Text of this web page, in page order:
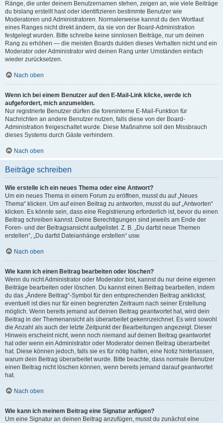
Ränge, die unter deinem Benutzernamen stehen, zeigen an, wie viele Beiträge
du bislang erstellt hast oder identifizieren bestimmte Benutzer wie
Moderatoren und Administratoren. Normalerweise kannst du den Wortlaut
eines Ranges nicht direkt ändern, da sie von der Board-Administration
festgelegt wurden. Bitte schreibe keine sinnlosen Beiträge, nur um deinen
Rang zu erhöhen — die meisten Boards dulden dieses Verhalten nicht und ein
Moderator oder Administrator wird deinen Rang unter Umständen einfach
wieder zurücksetzen.
Nach oben
Wenn ich bei einem Benutzer auf den E-Mail-Link klicke, werde ich
aufgefordert, mich anzumelden.
Nur registrierte Benutzer dürfen die foreninterne E-Mail-Funktion für
Nachrichten an andere Benutzer nutzen, falls diese von der Board-
Administration freigeschaltet wurde. Diese Maßnahme soll den Missbrauch
dieses Systems durch Gäste verhindern.
Nach oben
Beiträge schreiben
Wie erstelle ich ein neues Thema oder eine Antwort?
Um ein neues Thema in einem Forum zu eröffnen, musst du auf „Neues
Thema“ klicken. Um auf einen Beitrag zu antworten, musst du auf „Antworten“
klicken. Es könnte sein, dass eine Registrierung erforderlich ist, bevor du einen
Beitrag schreiben kannst. Deine Berechtigungen sind jeweils am Ende der
Foren- und der Beitragsansicht aufgelistet. Z. B. „Du darfst neue Themen
erstellen“, „Du darfst Dateianhänge erstellen“ usw.
Nach oben
Wie kann ich einen Beitrag bearbeiten oder löschen?
Wenn du nicht Administrator oder Moderator bist, kannst du nur deine eigenen
Beiträge bearbeiten oder löschen. Du kannst einen Beitrag bearbeiten, indem
du das „Ändere Beitrag“-Symbol für den entsprechenden Beitrag anklickst;
eventuell ist dies nur für einen begrenzten Zeitraum nach seiner Erstellung
möglich. Wenn bereits jemand auf deinen Beitrag geantwortet hat, wird dein
Beitrag in der Themenansicht als überarbeitet gekennzeichnet. Es wird sowohl
die Anzahl als auch der letzte Zeitpunkt der Bearbeitungen angezeigt. Dieser
Hinweis erscheint nicht, wenn noch niemand auf deinen Beitrag geantwortet
hat oder wenn ein Administrator oder Moderator deinen Beitrag überarbeitet
hat. Diese können jedoch, falls sie es für nötig halten, eine Notiz hinterlassen,
warum dein Beitrag überarbeitet wurde. Bitte beachte, dass normale Benutzer
einen Beitrag nicht löschen können, wenn bereits jemand darauf geantwortet
hat.
Nach oben
Wie kann ich meinem Beitrag eine Signatur anfügen?
Um eine Signatur an deinen Beitrag anzufügen, musst du zunächst eine